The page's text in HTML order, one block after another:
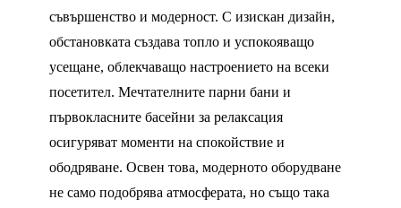
съвършенство и модерност. С изискан дизайн,
обстановката създава топло и успокояващо
усещане, облекчаващо настроението на всеки
посетител. Мечтателните парни бани и
първокласните басейни за релаксация
осигуряват моменти на спокойствие и
ободряване. Освен това, модерното оборудване
не само подобрява атмосферата, но също така